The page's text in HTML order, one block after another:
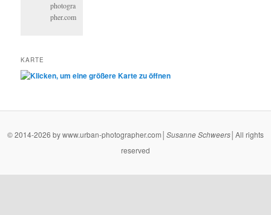
photogra
pher.com
KARTE
© 2014-2026 by www.urban-photographer.com│ SusanneSchweers│All rights
reserved